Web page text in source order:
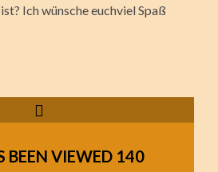
Ich wünsche euchviel Spaß
BEEN VIEWED 140